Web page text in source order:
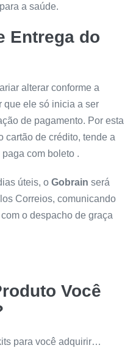
a saúde.
Entrega do
alterar conforme a
que ele só inicia a ser
de pagamento. Por esta
cartão de crédito, tende a
com boleto .
úteis, o Gobrain será
Correios, comunicando
o despacho de graça
Você
para você adquirir…